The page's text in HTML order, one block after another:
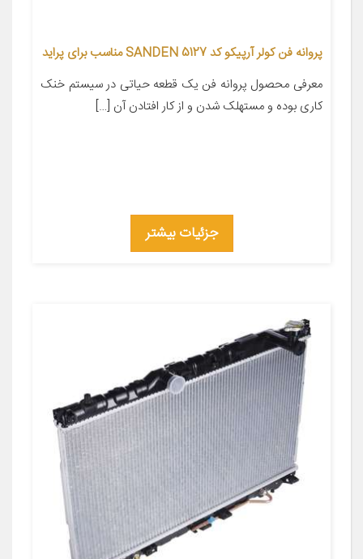
پروانه فن کولر آرپیکو کد SANDEN 5127 مناسب برای پراید
معرفی محصول پروانه فن یک قطعه حیاتی در سیستم خنک
کاری بوده و مستهلک شدن و از کار افتادن آن […]
جزئیات بیشتر